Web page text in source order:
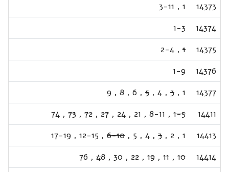
14373
1
,
3-11
14374
1-3
14375
1
,
2-4
14376
1-9
14377
1
,
3
,
4
,
5
,
6
,
8
,
9
14411
1-5
,
8-11
,
21
,
24
,
27
,
72
,
73
,
74
14413
1
,
2
,
3
,
4
,
5
,
6-10
,
12-15
,
17-19
14414
10
,
11
,
19
,
22
,
30
,
48
,
76